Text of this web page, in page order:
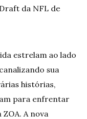
da NFL de
estrelam ao lado
sua
histórias,
para enfrentar
A nova